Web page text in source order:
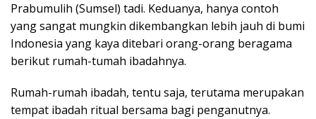
Prabumulih (Sumsel) tadi. Keduanya, hanya contoh
yang sangat mungkin dikembangkan lebih jauh di bumi
Indonesia yang kaya ditebari orang-orang beragama
berikut rumah-tumah ibadahnya.
Rumah-rumah ibadah, tentu saja, terutama merupakan
tempat ibadah ritual bersama bagi penganutnya.